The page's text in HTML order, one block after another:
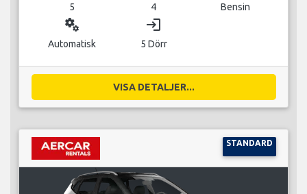
5 4 Bensin
miscellaneous_services
Automatisk
login
5 Dörr
VISA DETALJER...
STANDARD